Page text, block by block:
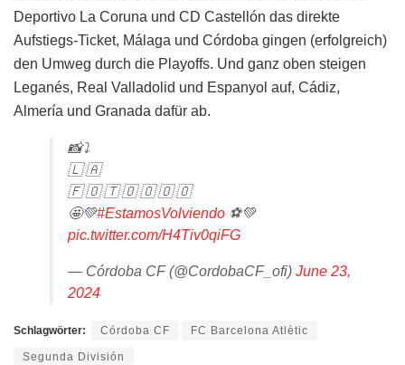
Deportivo La Coruna und CD Castellón das direkte
Aufstiegs-Ticket, Málaga und Córdoba gingen (erfolgreich)
den Umweg durch die Playoffs. Und ganz oben steigen
Leganés, Real Valladolid und Espanyol auf, Cádiz,
Almería und Granada dafür ab.
📸⤵️
🇱 🇦
🇫 🇴 🇹 🇴 🇴 🇴 🇴
🤩💚#EstamosVolviendo ⚽️💚
pic.twitter.com/H4Tiv0qiFG
— Córdoba CF (@CordobaCF_ofi) June 23,
2024
Schlagwörter: Córdoba CF FC Barcelona Atlètic
Segunda División